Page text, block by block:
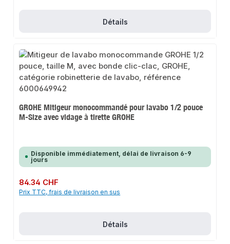
Détails
GROHE Mitigeur monocommandé pour lavabo 1/2 pouce
M-Size avec vidage à tirette GROHE
Disponible immédiatement, délai de livraison 6-9
jours
Prix régulier :
84.34 CHF
Prix TTC, frais de livraison en sus
Détails